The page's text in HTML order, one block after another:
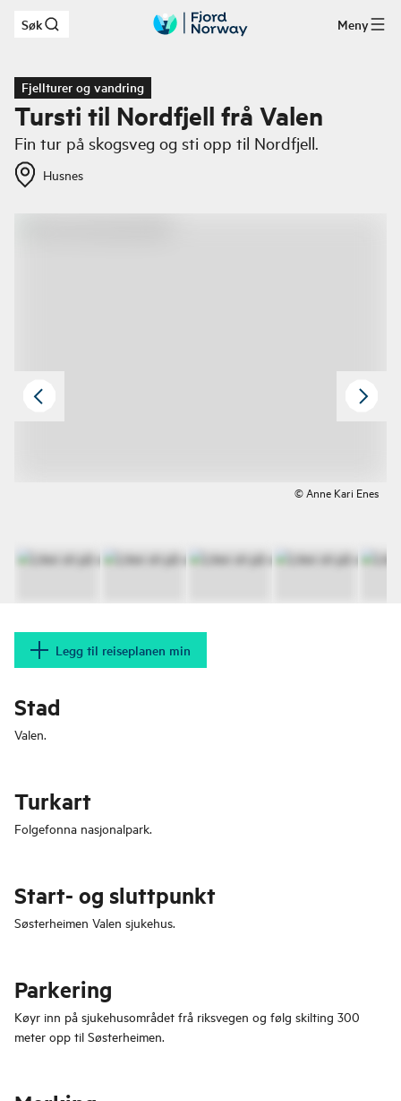
Hopp til hovedinnhold
Søk Meny
Fjellturer og vandring
Tursti til Nordfjell frå Valen
Fin tur på skogsveg og sti opp til Nordfjell.
Husnes
© Anne Kari Enes
Legg til reiseplanen min
Stad
Valen.
Turkart
Folgefonna nasjonalpark.
Start- og sluttpunkt
Søsterheimen Valen sjukehus.
Parkering
Køyr inn på sjukehusområdet frå riksvegen og følg skilting 300
meter opp til Søsterheimen.